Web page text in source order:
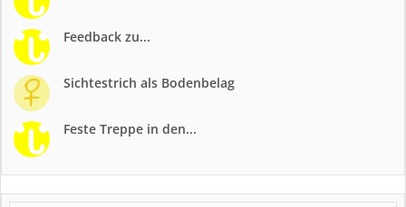
Feedback zu...
Sichtestrich als Bodenbelag
Feste Treppe in den...